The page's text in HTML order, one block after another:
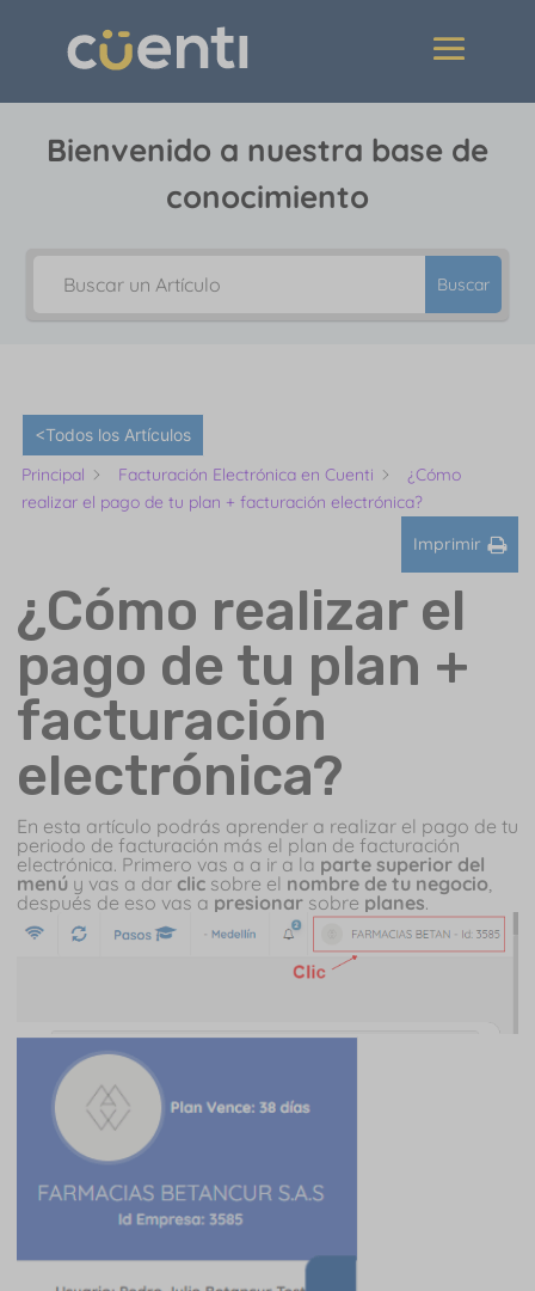
Bienvenido a nuestra base de
conocimiento
Buscar
<Todos los Artículos
Principal Facturación Electrónica en Cuenti
¿Cómo
realizar el pago de tu plan + facturación electrónica?
Imprimir
¿Cómo realizar el
pago de tu plan +
facturación
electrónica?
En esta artículo podrás aprender a realizar el pago de tu
periodo de facturación más el plan de facturación
electrónica. Primero vas a a ir a la parte superior del
menú y vas a dar clic sobre el nombre de tu negocio
después de eso vas a presionar sobre planes.